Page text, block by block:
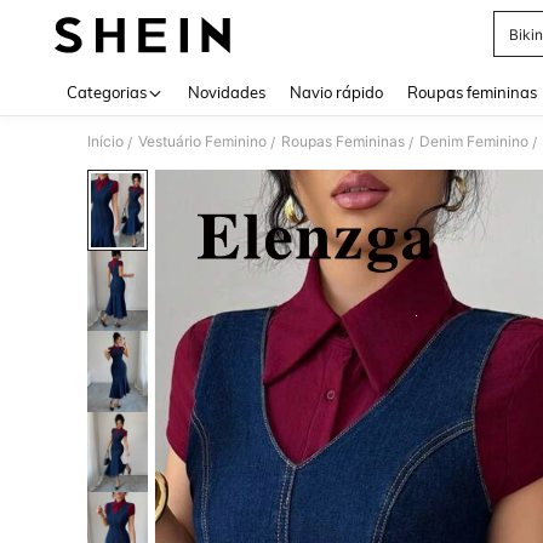
Categorias Novidades Navio rápido Roupas femininas
Início / Vestuário Feminino / Roupas Femininas / Denim Feminino /